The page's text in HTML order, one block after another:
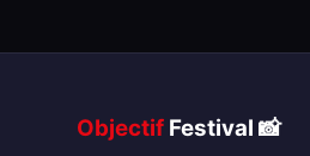
📸
Objectif Festival